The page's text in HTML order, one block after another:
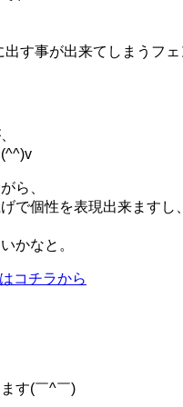
す事が出来てしまうフェ
ら、
で個性を表現出来ますし、
かなと。
コチラから
す(￣^￣)ゞ